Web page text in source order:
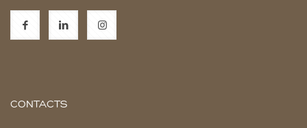
CONTACTS